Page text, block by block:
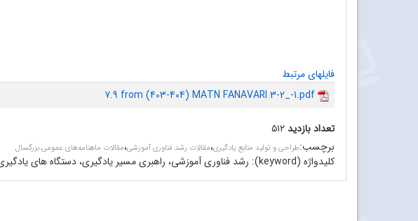
فایلهای مرتبط
7.9 from (403-404) MATN FANAVARI 3-2_-1.pdf
تعداد بازدید۵۱۲
برچسب:طراحی و تولید منابع یادگیری،مقالات رشد فناوری آموزشی،مقالات ماهنامه‌های عمومی بزرگسال
کلیدواژه (keyword): رشد فناوری آموزشی، راهبری مسیر یادگیری، دستگاه های